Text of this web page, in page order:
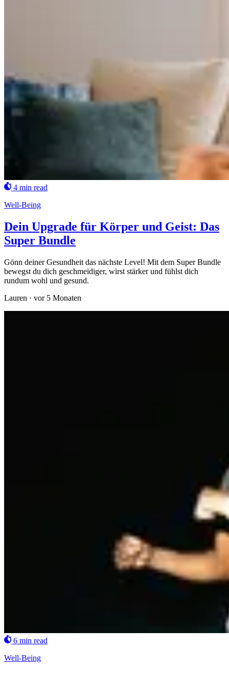
4 min read
Well-Being
Dein Upgrade für Körper und Geist: Das
Super Bundle
Gönn deiner Gesundheit das nächste Level! Mit dem Super Bundle
bewegst du dich geschmeidiger, wirst stärker und fühlst dich
rundum wohl und gesund.
Lauren · vor 5 Monaten
6 min read
Well-Being